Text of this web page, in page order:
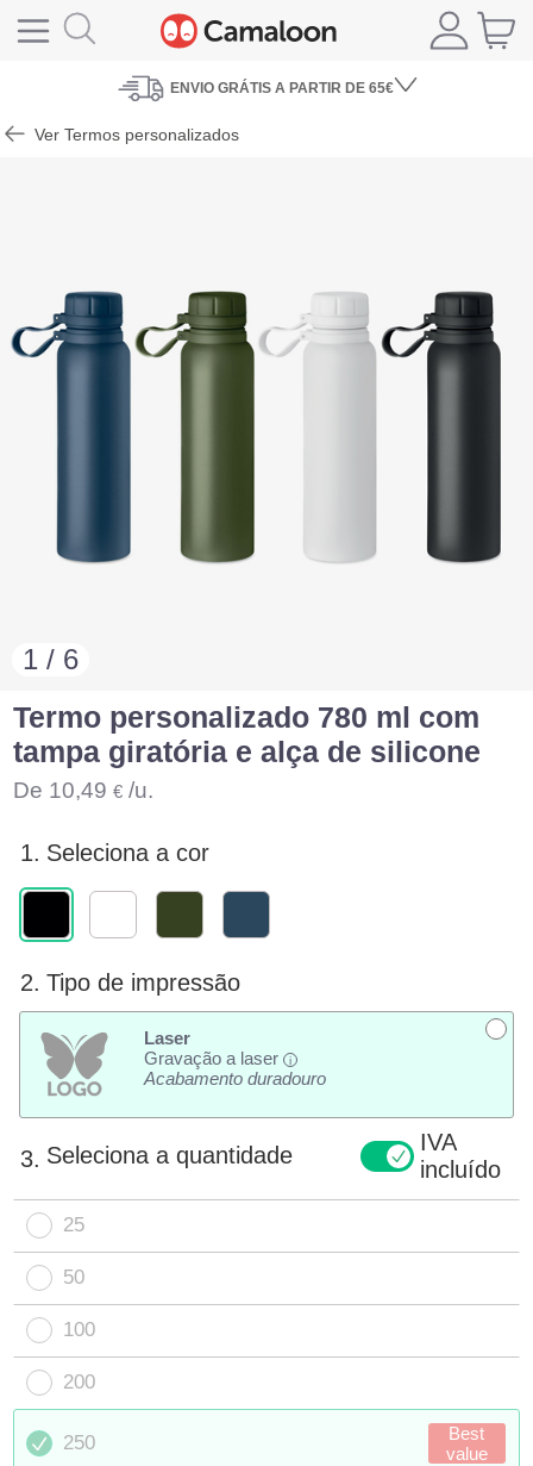
ENVIO GRÁTIS A PARTIR DE 65€
Ver Termos personalizados
1 / 6
Termo personalizado 780 ml com
tampa giratória e alça de silicone
De 10,49 € /u.
1. Seleciona a cor
2. Tipo de impressão
Laser
Gravação a laser
i
Acabamento duradouro
3. Seleciona a quantidade
IVA
incluído
25
50
100
200
250
Best
value